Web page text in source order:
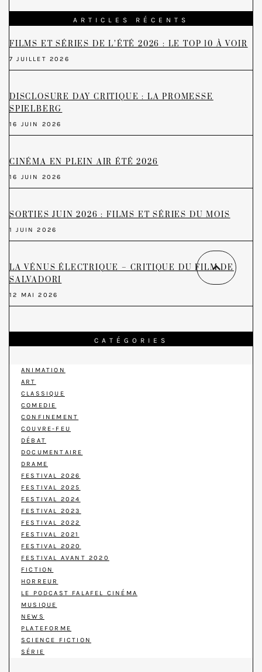
ARTICLES RÉCENTS
FILMS ET SÉRIES DE L’ÉTÉ 2026 : LE TOP 10 À VOIR
7 JUILLET 2026
DISCLOSURE DAY CRITIQUE : LA PROMESSE
SPIELBERG
16 JUIN 2026
CINÉMA EN PLEIN AIR ÉTÉ 2026
16 JUIN 2026
SORTIES JUIN 2026 : FILMS ET SÉRIES DU MOIS
1 JUIN 2026
LA VÉNUS ÉLECTRIQUE – CRITIQUE DU FILM DE
SALVADORI
12 MAI 2026
CATÉGORIES
ANIMATION
ART
CLASSIQUE
COMEDIE
CONFINEMENT
COUVRE-FEU
DÉBAT
DOCUMENTAIRE
DRAME
FESTIVAL 2026
FESTIVAL 2025
FESTIVAL 2024
FESTIVAL 2023
FESTIVAL 2022
FESTIVAL 2021
FESTIVAL 2020
FESTIVAL AVANT 2020
FICTION
HORREUR
LE PODCAST FALAFEL CINÉMA
MUSIQUE
NEWS
PLATEFORME
SCIENCE FICTION
SÉRIE